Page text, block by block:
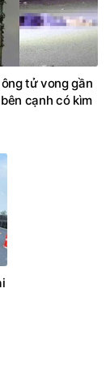
tử vong gần
cạnh có kìm